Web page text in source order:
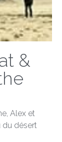
&
Alex et
du désert